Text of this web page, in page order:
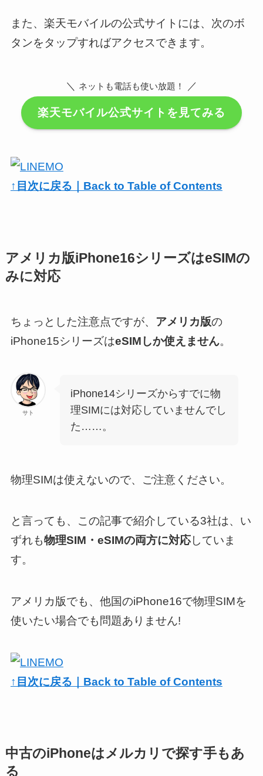
また、楽天モバイルの公式サイトには、次のボ
タンをタップすればアクセスできます。
＼ ネットも電話も使い放題！ ／
楽天モバイル公式サイトを見てみる
↑目次に戻る｜Back to Table of Contents
アメリカ版iPhone16シリーズはeSIMの
みに対応
ちょっとした注意点ですが、 アメリカ版の
iPhone15シリーズはeSIMしか使えません。
サト
iPhone14シリーズからすでに物
理SIMには対応していませんでし
た……。
物理SIMは使えないので、ご注意ください。
と言っても、この記事で紹介している3社は、い
ずれも物理SIM・eSIMの両方に対応していま
す。
アメリカ版でも、他国のiPhone16で物理SIMを
使いたい場合でも問題ありません!
↑目次に戻る｜Back to Table of Contents
中古のiPhoneはメルカリで探す手もあ
る